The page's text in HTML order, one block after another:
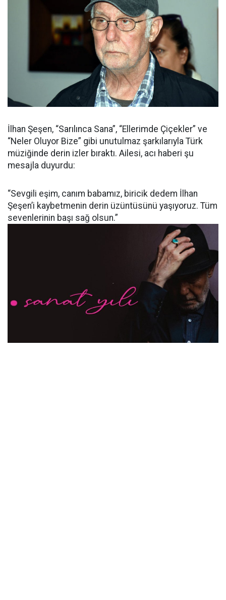
İlhan Şeşen, “Sarılınca Sana”, “Ellerimde Çiçekler” ve
“Neler Oluyor Bize” gibi unutulmaz şarkılarıyla Türk
müziğinde derin izler bıraktı. Ailesi, acı haberi şu
mesajla duyurdu:
“Sevgili eşim, canım babamız, biricik dedem İlhan
Şeşen’i kaybetmenin derin üzüntüsünü yaşıyoruz. Tüm
sevenlerinin başı sağ olsun.”